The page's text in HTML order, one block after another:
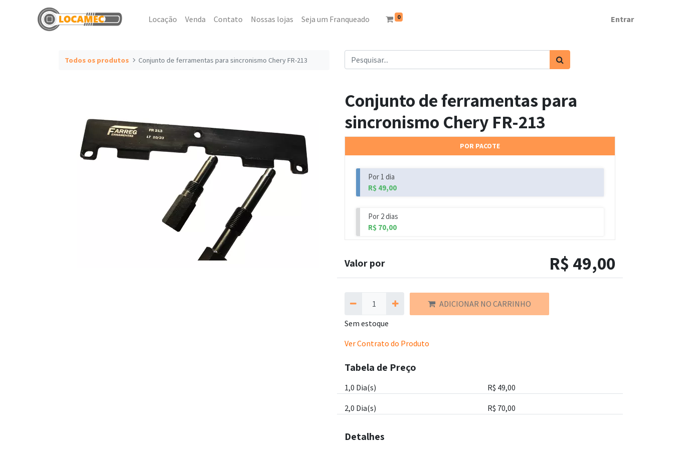
Locação Venda Contato Nossas lojas Seja um Franqueado 0 Entrar
Todos os produtos Conjunto de ferramentas para sincronismo Chery FR-213
Conjunto de ferramentas para
sincronismo Chery FR-213
POR PACOTE
Por 1 dia
R$ 49,00
Por 2 dias
R$ 70,00
Valor por R$ 49,00
ADICIONAR NO CARRINHO
Sem estoque
Ver Contrato do Produto
Tabela de Preço
1,0 Dia(s) R$ 49,00
2,0 Dia(s) R$ 70,00
Detalhes